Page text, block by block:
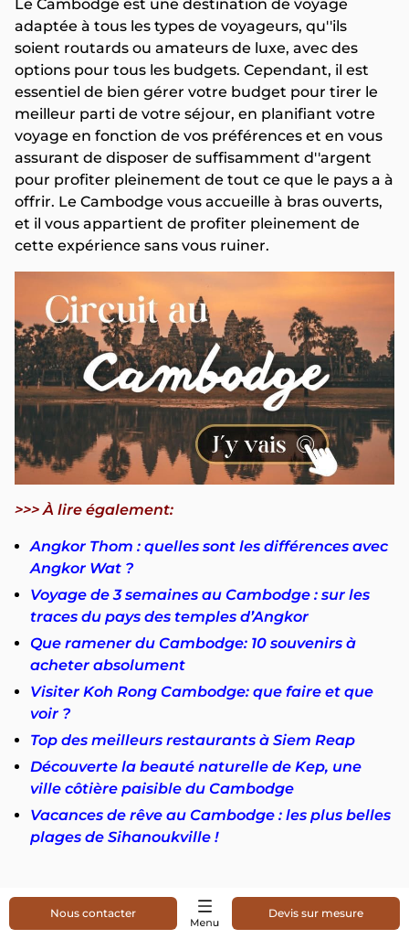
Le Cambodge est une destination de voyage
adaptée à tous les types de voyageurs, qu''ils
soient routards ou amateurs de luxe, avec des
options pour tous les budgets. Cependant, il est
essentiel de bien gérer votre budget pour tirer le
meilleur parti de votre séjour, en planifiant votre
voyage en fonction de vos préférences et en vous
assurant de disposer de suffisamment d''argent
pour profiter pleinement de tout ce que le pays a à
offrir. Le Cambodge vous accueille à bras ouverts,
et il vous appartient de profiter pleinement de
cette expérience sans vous ruiner.
>>> À lire également:
Angkor Thom : quelles sont les différences avec
Angkor Wat ?
Voyage de 3 semaines au Cambodge : sur les
traces du pays des temples d’Angkor
Que ramener du Cambodge: 10 souvenirs à
acheter absolument
Visiter Koh Rong Cambodge: que faire et que
voir ?
Top des meilleurs restaurants à Siem Reap
Découverte la beauté naturelle de Kep, une
ville côtière paisible du Cambodge
Vacances de rêve au Cambodge : les plus belles
plages de Sihanoukville !
Mots clés:voyage cambodge prix,Quel
Nous contacter Devis sur mesure